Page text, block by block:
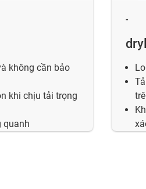
không cần bảo
khi chịu tải trọng
quanh
-